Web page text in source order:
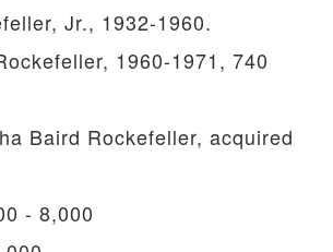
Jr., 1932-1960.
1960-1971, 740
Baird Rockefeller, acquired
- 8,000